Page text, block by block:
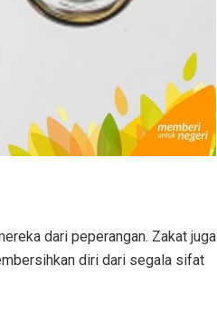
dari peperangan. Zakat juga
diri dari segala sifat